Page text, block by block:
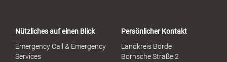
S
Nützliches auf einen Blick
Emergency Call & Emergency
Services
Persönlicher Kontakt
Landkreis Börde
Bornsche Straße 2